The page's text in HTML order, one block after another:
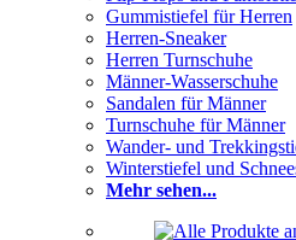
Gummistiefel für Herren
Herren-Sneaker
Herren Turnschuhe
Männer-Wasserschuhe
Sandalen für Männer
Turnschuhe für Männer
Wander- und
Winterstiefel und
Mehr sehen...